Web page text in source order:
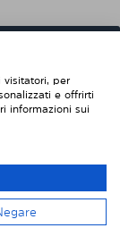
pretagliati,
te e su
vestibilità
per
visitatori, per
e offrirti
informazioni sui